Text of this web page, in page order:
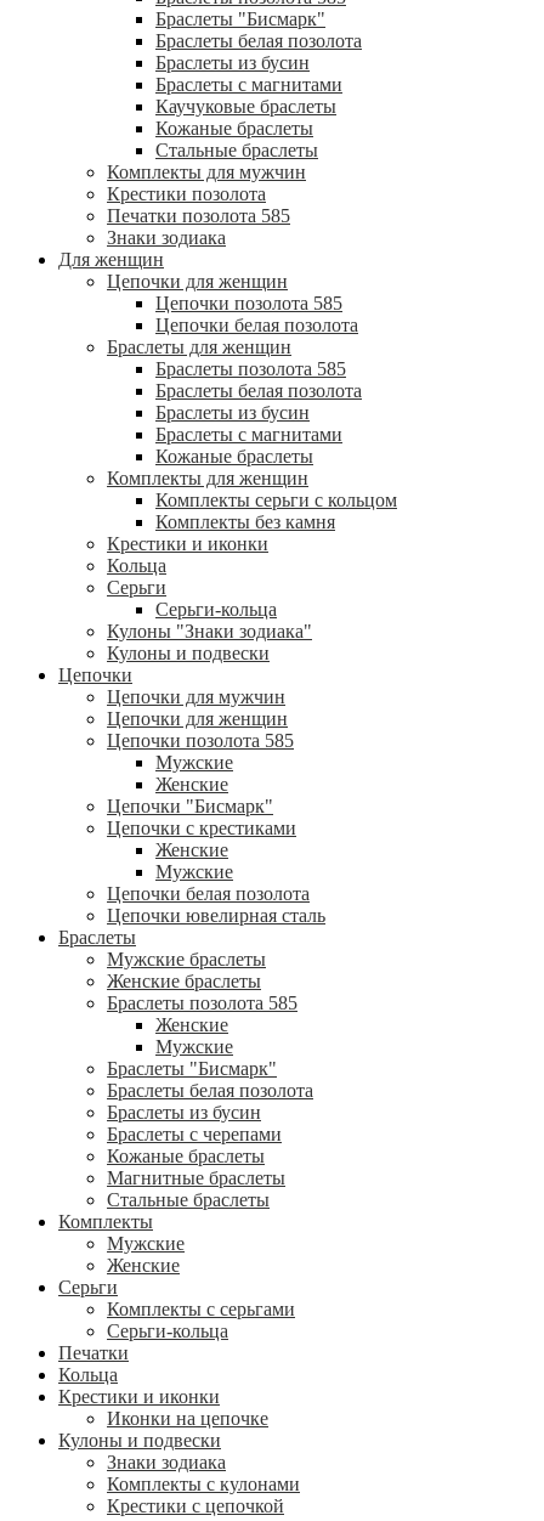
Браслеты "Бисмарк"
Браслеты белая позолота
Браслеты из бусин
Браслеты с магнитами
Каучуковые браслеты
Кожаные браслеты
Стальные браслеты
Комплекты для мужчин
Крестики позолота
Печатки позолота 585
Знаки зодиака
Для женщин
Цепочки для женщин
Цепочки позолота 585
Цепочки белая позолота
Браслеты для женщин
Браслеты позолота 585
Браслеты белая позолота
Браслеты из бусин
Браслеты с магнитами
Кожаные браслеты
Комплекты для женщин
Комплекты серьги с кольцом
Комплекты без камня
Крестики и иконки
Кольца
Серьги
Серьги-кольца
Кулоны "Знаки зодиака"
Кулоны и подвески
Цепочки
Цепочки для мужчин
Цепочки для женщин
Цепочки позолота 585
Мужские
Женские
Цепочки "Бисмарк"
Цепочки с крестиками
Женские
Мужские
Цепочки белая позолота
Цепочки ювелирная сталь
Браслеты
Мужские браслеты
Женские браслеты
Браслеты позолота 585
Женские
Мужские
Браслеты "Бисмарк"
Браслеты белая позолота
Браслеты из бусин
Браслеты с черепами
Кожаные браслеты
Магнитные браслеты
Стальные браслеты
Комплекты
Мужские
Женские
Серьги
Комплекты с серьгами
Серьги-кольца
Печатки
Кольца
Крестики и иконки
Иконки на цепочке
Кулоны и подвески
Знаки зодиака
Комплекты с кулонами
Крестики с цепочкой